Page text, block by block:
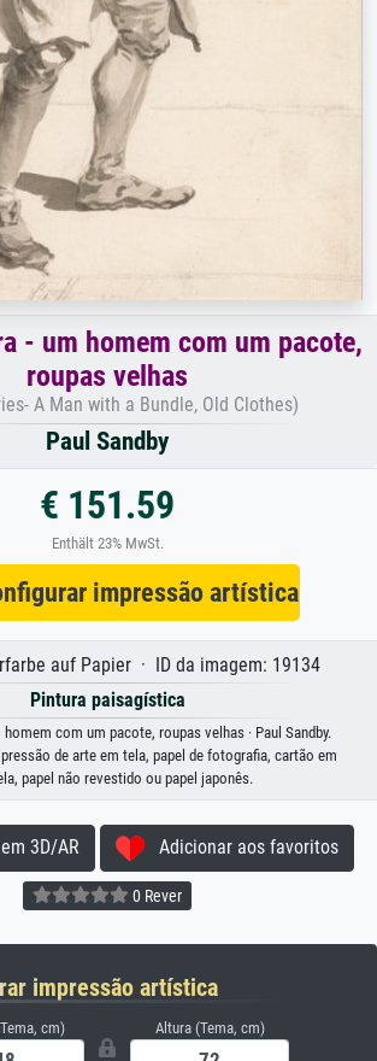
- um homem com um pacote,
roupas velhas
A Man with a Bundle, Old Clothes)
Paul Sandby
€ 151.59
Enthält 23% MwSt.
impressão artística
auf Papier · ID da imagem: 19134
Pintura paisagística
com um pacote, roupas velhas · Paul Sandby.
de arte em tela, papel de fotografia, cartão em
papel não revestido ou papel japonês.
3D/AR Adicionar aos favoritos
0 Rever
impressão artística
cm) Altura (Tema, cm)